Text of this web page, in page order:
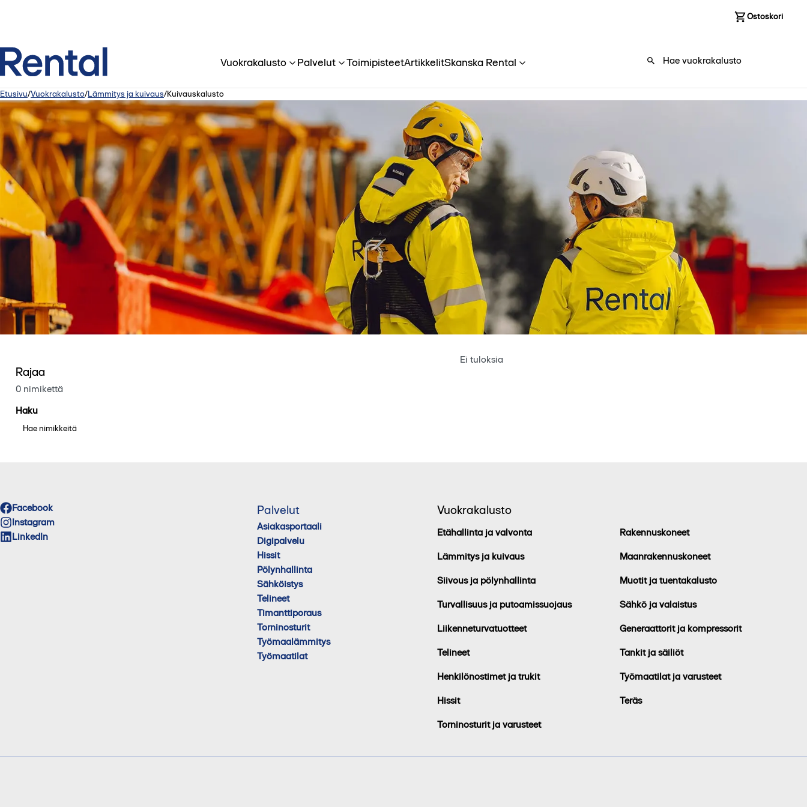
Ostoskori
Vuokrakalusto Palvelut ToimipisteetArtikkelitSkanska Rental
Etusivu/Vuokrakalusto/Lämmitys ja kuivaus/Kuivauskalusto
Rajaa
0 nimikettä
Haku
Ei tuloksia
Facebook
Instagram
LinkedIn
Palvelut
Asiakasportaali
Digipalvelu
Hissit
Pölynhallinta
Sähköistys
Telineet
Timanttiporaus
Torninosturit
Työmaalämmitys
Työmaatilat
Vuokrakalusto
Etähallinta ja valvonta
Lämmitys ja kuivaus
Siivous ja pölynhallinta
Turvallisuus ja putoamissuojaus
Liikenneturvatuotteet
Telineet
Henkilönostimet ja trukit
Hissit
Torninosturit ja varusteet
Rakennuskoneet
Maanrakennuskoneet
Muotit ja tuentakalusto
Sähkö ja valaistus
Generaattorit ja kompressorit
Tankit ja säiliöt
Työmaatilat ja varusteet
Teräs